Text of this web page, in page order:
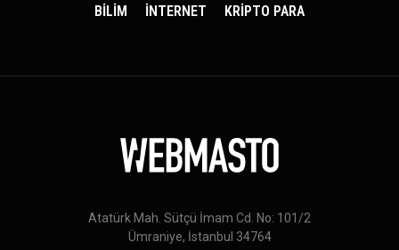
BİLİM
İNTERNET KRİPTO PARA
Atatürk Mah. Sütçü İmam Cd. No: 101/2
Ümraniye, İstanbul 34764